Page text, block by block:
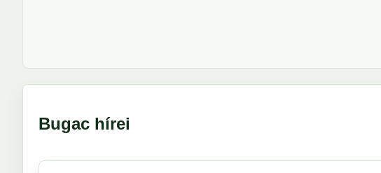
Bugac hírei